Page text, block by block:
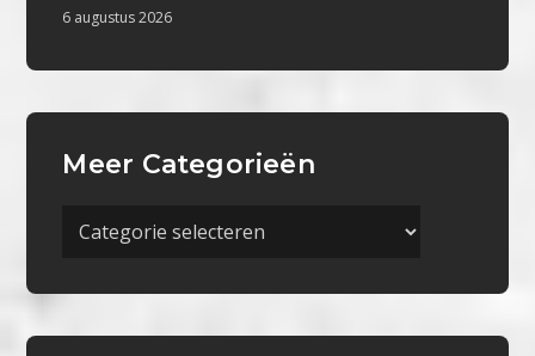
6 augustus 2026
Meer Categorieën
Meer